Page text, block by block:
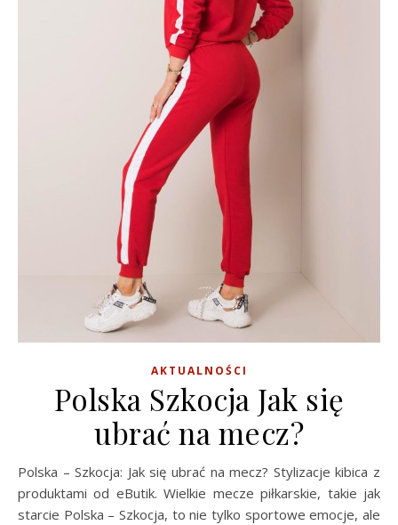
AKTUALNOŚCI
Polska Szkocja Jak się
ubrać na mecz?
Polska – Szkocja: Jak się ubrać na mecz? Stylizacje kibica z
produktami od eButik. Wielkie mecze piłkarskie, takie jak
starcie Polska – Szkocja, to nie tylko sportowe emocje, ale